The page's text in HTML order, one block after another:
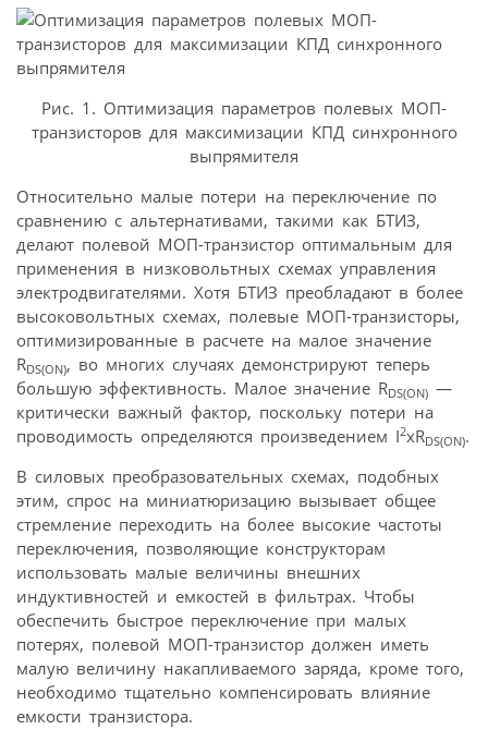
Рис. 1. Оптимизация параметров полевых МОП-
транзисторов для максимизации КПД синхронного
выпрямителя
Относительно малые потери на переключение по
сравнению с альтернативами, такими как БТИЗ,
делают полевой МОП-транзистор оптимальным для
применения в низковольтных схемах управления
электродвигателями. Хотя БТИЗ преобладают в более
высоковольтных схемах, полевые МОП-транзисторы,
оптимизированные в расчете на малое значение
RDS(ON), во многих случаях демонстрируют теперь
большую эффективность. Малое значение RDS(ON) —
критически важный фактор, поскольку потери на
проводимость определяются произведением I2xRDS(ON).
В силовых преобразовательных схемах, подобных
этим, спрос на миниатюризацию вызывает общее
стремление переходить на более высокие частоты
переключения, позволяющие конструкторам
использовать малые величины внешних
индуктивностей и емкостей в фильтрах. Чтобы
обеспечить быстрое переключение при малых
потерях, полевой МОП-транзистор должен иметь
малую величину накапливаемого заряда, кроме того,
необходимо тщательно компенсировать влияние
емкости транзистора.